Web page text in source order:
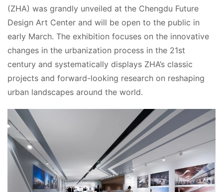
(ZHA) was grandly unveiled at the Chengdu Future
Design Art Center and will be open to the public in
early March. The exhibition focuses on the innovative
changes in the urbanization process in the 21st
century and systematically displays ZHA’s classic
projects and forward-looking research on reshaping
urban landscapes around the world.